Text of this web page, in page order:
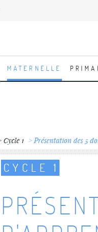
MATERNELLE
Cycle 1 Présentation des 5
CYCLE 1